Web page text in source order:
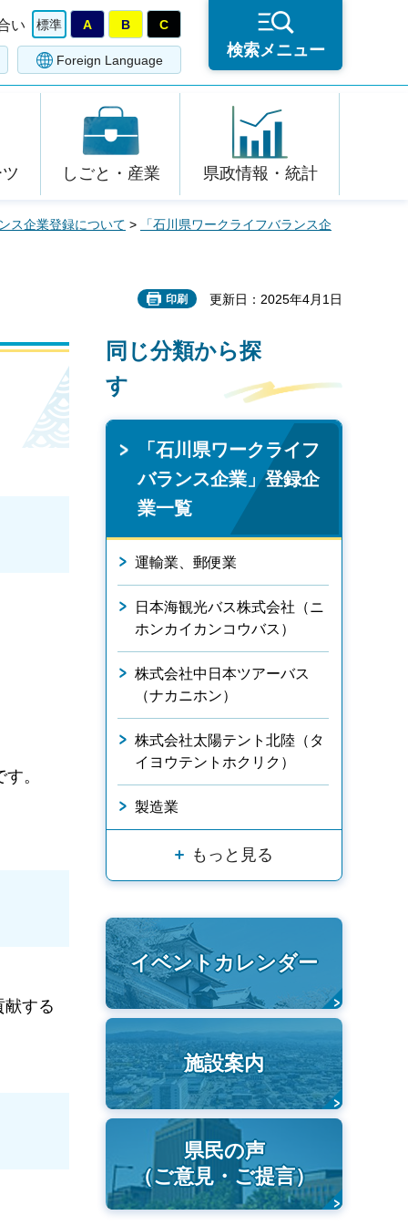
い 標準 A B C
Foreign Language
検索メニュー
しごと・産業 県政情報・統計
ス企業登録について >
「石川県ワークライフバランス企
印刷 更新日：2025年4月1日
。
する
同じ分類から探
す
「石川県ワークライフ
バランス企業」登録企
業一覧
運輸業、郵便業
日本海観光バス株式会社（ニ
ホンカイカンコウバス）
株式会社中日本ツアーバス
（ナカニホン）
株式会社太陽テント北陸（タ
イヨウテントホクリク）
製造業
もっと見る
イベントカレンダー
施設案内
県民の声
（ご意見・ご提言）